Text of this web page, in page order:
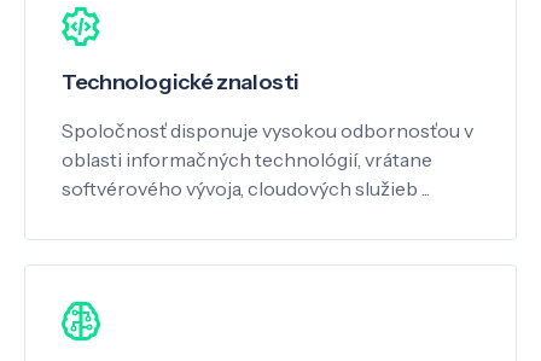
Technologické znalosti
Spoločnosť disponuje vysokou odbornosťou v
oblasti informačných technológií, vrátane
softvérového vývoja, cloudových služieb ...